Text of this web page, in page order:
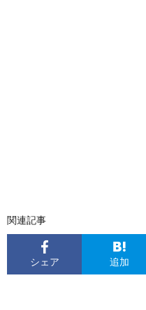
関連記事
シェア 追加